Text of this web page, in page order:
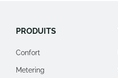
PRODUITS
Confort
Metering